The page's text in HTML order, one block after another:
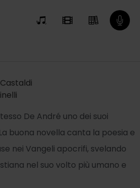
De André uno dei suoi
buona novella canta la poesia e
nei Vangeli apocrifi, svelando
nel suo volto più umano e